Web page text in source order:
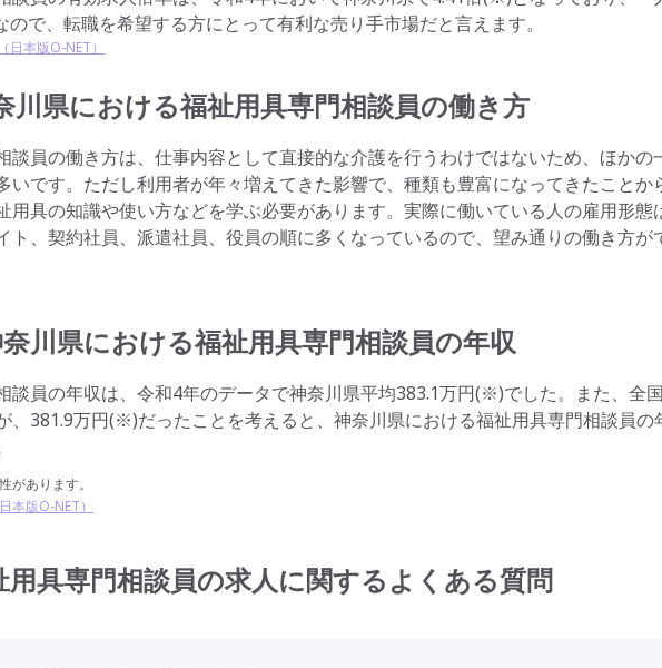
で、転職を希望する方にとって有利な売り手市場だと言えます。
本版O-NET）
川県における福祉用具専門相談員の働き方
談員の働き方は、仕事内容として直接的な介護を行うわけではないため、ほかの
いです。ただし利用者が年々増えてきた影響で、種類も豊富になってきたことか
用具の知識や使い方などを学ぶ必要があります。実際に働いている人の雇用形態
ト、契約社員、派遣社員、役員の順に多くなっているので、望み通りの働き方が
川県における福祉用具専門相談員の年収
談員の年収は、令和4年のデータで神奈川県平均383.1万円(※)でした。また、全
、381.9万円(※)だったことを考えると、神奈川県における福祉用具専門相談員の
あります。
本版O-NET）
用具専門相談員の求人に関するよくある質問